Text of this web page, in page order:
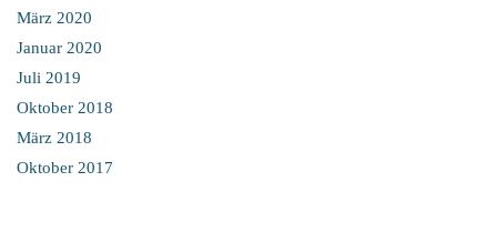
März 2020
Januar 2020
Juli 2019
Oktober 2018
März 2018
Oktober 2017